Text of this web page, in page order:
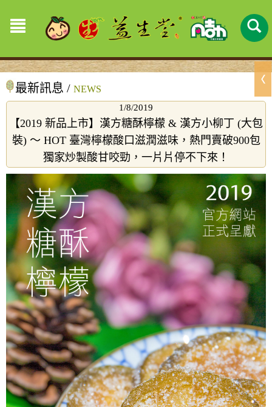
最新訊息 / NEWS
1/8/2019
【2019 新品上市】漢方糖酥檸檬 & 漢方小柳丁 (大包
裝) ～ HOT 臺灣檸檬酸口滋潤滋味，熱門賣破900包
獨家炒製酸甘咬勁，一片片停不下來！